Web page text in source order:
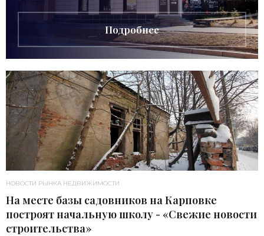
Подробнее
НОВОСТИ РЫНКА НЕДВИЖИМОСТИ
На месте базы садовников на Карповке
построят начальную школу - «Свежие новости
строительства»